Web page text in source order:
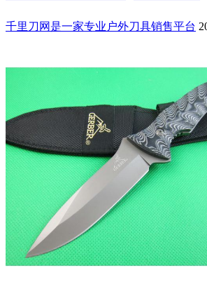
千里刀网是一家专业户外刀具销售平台